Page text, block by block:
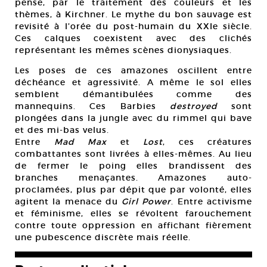
pense, par le traitement des couleurs et les
thèmes, à Kirchner. Le mythe du bon sauvage est
revisité à l’orée du post-humain du XXIe siècle.
Ces calques coexistent avec des clichés
représentant les mêmes scènes dionysiaques.
Les poses de ces amazones oscillent entre
déchéance et agressivité. A même le sol elles
semblent démantibulées comme des
mannequins. Ces Barbies destroyedsont
plongées dans la jungle avec du rimmel qui bave
et des mi-bas velus.
Entre Mad Max et Lost, ces créatures
combattantes sont livrées à elles-mêmes. Au lieu
de fermer le poing elles brandissent des
branches menaçantes. Amazones auto-
proclamées, plus par dépit que par volonté, elles
agitent la menace du Girl Power. Entre activisme
et féminisme, elles se révoltent farouchement
contre toute oppression en affichant fièrement
une pubescence discrète mais réelle.